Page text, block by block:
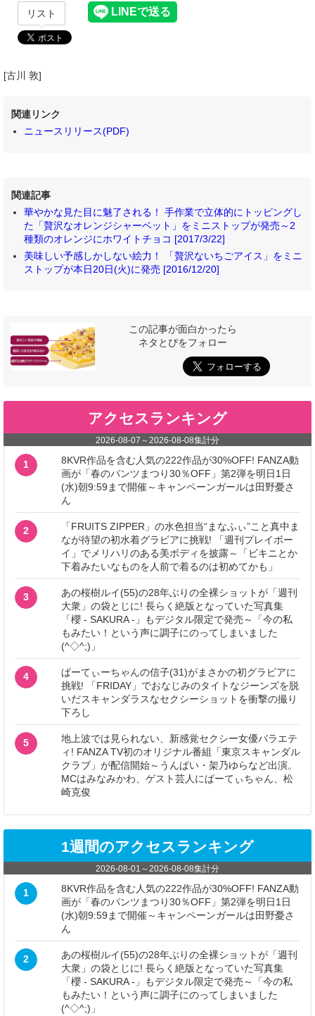
リスト
[古川 敦]
関連リンク
ニュースリリース(PDF)
関連記事
華やかな見た目に魅了される！ 手作業で立体的にトッピングし
た「贅沢なオレンジシャーベット」をミニストップが発売～2
種類のオレンジにホワイトチョコ [2017/3/22]
美味しい予感しかしない絵力！ 「贅沢ないちごアイス」をミニ
ストップが本日20日(火)に発売 [2016/12/20]
この記事が面白かったら
ネタとぴをフォロー
アクセスランキング
2026-08-07 ～2026-08-08集計分
1
8KVR作品を含む人気の222作品が30%OFF! FANZA動
画が「春のパンツまつり30％OFF」第2弾を明日1日
(水)朝9:59まで開催～キャンペーンガールは田野憂さ
ん
2
「FRUITS ZIPPER」の水色担当“まなふぃ”こと真中ま
なが待望の初水着グラビアに挑戦! 「週刊プレイボー
イ」でメリハリのある美ボディを披露～「ビキニとか
下着みたいなものを人前で着るのは初めてかも」
3
あの桜樹ルイ(55)の28年ぶりの全裸ショットが「週刊
大衆」の袋とじに! 長らく絶版となっていた写真集
「櫻 - SAKURA -」もデジタル限定で発売～「今の私
もみたい！という声に調子にのってしまいました
(^◇^;)」
4
ぱーてぃーちゃんの信子(31)がまさかの初グラビアに
挑戦! 「FRIDAY」でおなじみのタイトなジーンズを脱
いだスキャンダラスなセクシーショットを衝撃の撮り
下ろし
5
地上波では見られない、新感覚セクシー女優バラエテ
ィ! FANZA TV初のオリジナル番組「東京スキャンダル
クラブ」が配信開始～うんぱい・架乃ゆらなど出演。
MCはみなみかわ、ゲスト芸人にぱーてぃちゃん、松
崎克俊
1週間のアクセスランキング
2026-08-01 ～2026-08-08集計分
1
8KVR作品を含む人気の222作品が30%OFF! FANZA動
画が「春のパンツまつり30％OFF」第2弾を明日1日
(水)朝9:59まで開催～キャンペーンガールは田野憂さ
ん
2
あの桜樹ルイ(55)の28年ぶりの全裸ショットが「週刊
大衆」の袋とじに! 長らく絶版となっていた写真集
「櫻 - SAKURA -」もデジタル限定で発売～「今の私
もみたい！という声に調子にのってしまいました
(^◇^;)」